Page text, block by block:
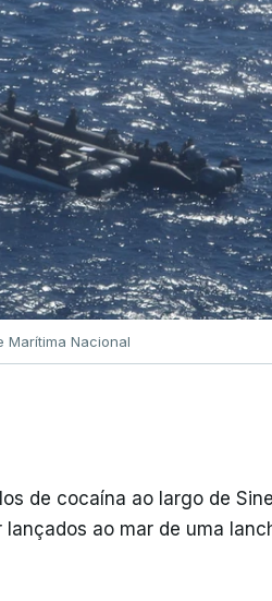
Marítima Nacional
de cocaína ao largo de
ao mar de uma